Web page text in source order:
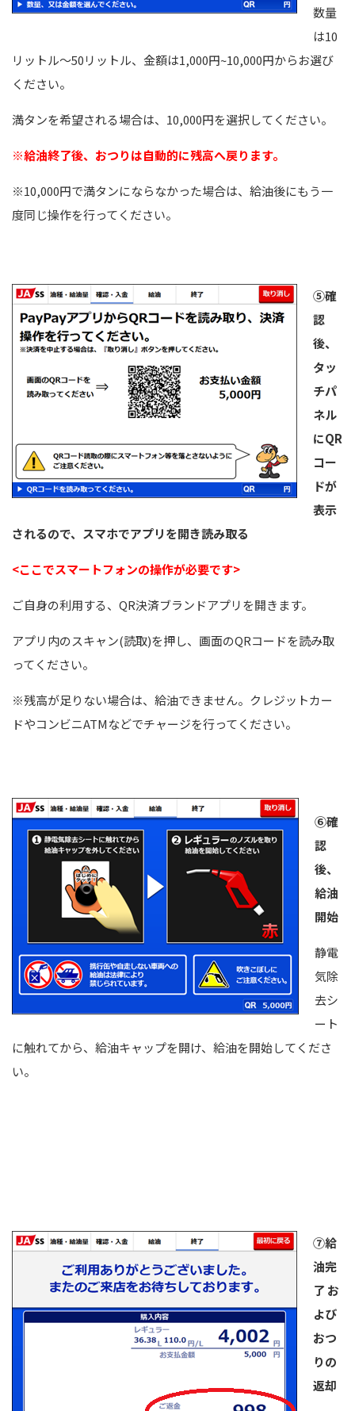
数量
は10
リットル～50リットル、金額は1,000円~10,000円からお選び
ください。
満タンを希望される場合は、10,000円を選択してください。
※給油終了後、おつりは自動的に残高へ戻ります。
※10,000円で満タンにならなかった場合は、給油後にもう一
度同じ操作を行ってください。
⑤確
認
後、
タッ
チパ
ネル
にQR
コー
ドが
表示
されるので、スマホでアプリを開き読み取る
<ここでスマートフォンの操作が必要です>
ご自身の利用する、QR決済ブランドアプリを開きます。
アプリ内のスキャン(読取)を押し、画面のQRコードを読み取
ってください。
※残高が足りない場合は、給油できません。クレジットカー
ドやコンビニATMなどでチャージを行ってください。
⑥確
認
後、
給油
開始
静電
気除
去シ
ート
に触れてから、給油キャップを開け、給油を開始してくださ
い。
⑦給
油完
了 お
よび
おつ
りの
返却